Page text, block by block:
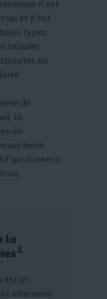
n’est
et n’est
types
cellules
ou
de
la
un
lésés
qui donnera
la
1
est un
intervenir